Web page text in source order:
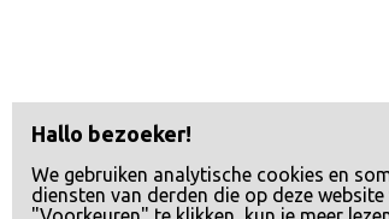
Hallo bezoeker!
We gebruiken analytische cookies en
diensten van derden die op deze